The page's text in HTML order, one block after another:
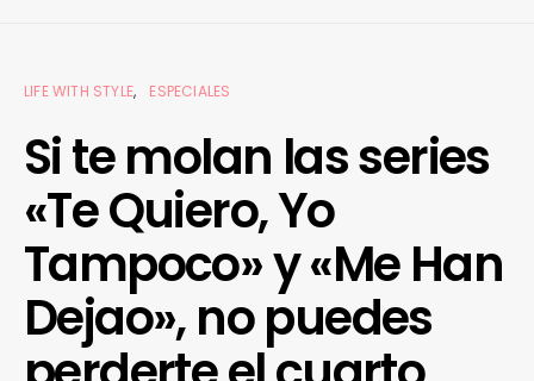
LIFE WITH STYLE ESPECIALES
Si te molan las series
«Te Quiero, Yo
Tampoco» y «Me Han
Dejao», no puedes